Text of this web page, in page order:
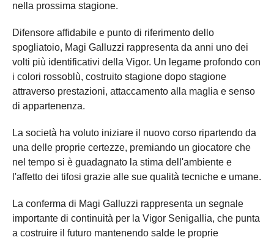
nella prossima stagione.
Difensore affidabile e punto di riferimento dello
spogliatoio, Magi Galluzzi rappresenta da anni uno dei
volti più identificativi della Vigor. Un legame profondo con
i colori rossoblù, costruito stagione dopo stagione
attraverso prestazioni, attaccamento alla maglia e senso
di appartenenza.
La società ha voluto iniziare il nuovo corso ripartendo da
una delle proprie certezze, premiando un giocatore che
nel tempo si è guadagnato la stima dell'ambiente e
l'affetto dei tifosi grazie alle sue qualità tecniche e umane.
La conferma di Magi Galluzzi rappresenta un segnale
importante di continuità per la Vigor Senigallia, che punta
a costruire il futuro mantenendo salde le proprie